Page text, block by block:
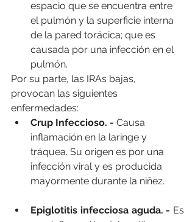
espacio que se encuentra entre
el pulmón y la superficie interna
de la pared torácica; que es
causada por una infección en el
pulmón.
Por su parte, las IRAs bajas,
provocan las siguientes
enfermedades:
Crup Infeccioso. - Causa
inflamación en la laringe y
tráquea. Su origen es por una
infección viral y es producida
mayormente durante la niñez.
Epiglotitis infecciosa aguda. - Es